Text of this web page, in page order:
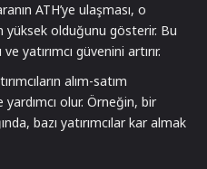
ATH’ye ulaşması, o
yüksek olduğunu gösterir. Bu
yatırımcı güvenini artırır.
alım-satım
olur. Örneğin, bir
bazı yatırımcılar kar almak